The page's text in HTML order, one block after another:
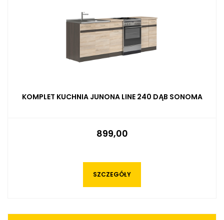
KOMPLET KUCHNIA JUNONA LINE 240 DĄB SONOMA
899,00
SZCZEGÓŁY